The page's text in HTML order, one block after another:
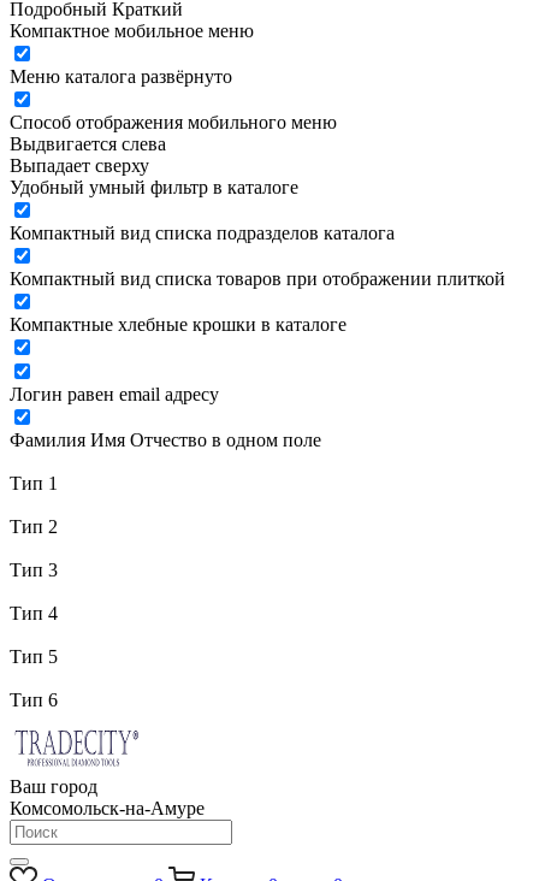
Подробный Краткий
Компактное мобильное меню
Меню каталога развёрнуто
Способ отображения мобильного меню
Выдвигается слева
Выпадает сверху
Удобный умный фильтр в каталоге
Компактный вид списка подразделов каталога
Компактный вид списка товаров при отображении плиткой
Компактные хлебные крошки в каталоге
Логин равен email адресу
Фамилия Имя Отчество в одном поле
Тип 1
Тип 2
Тип 3
Тип 4
Тип 5
Тип 6
Ваш город
Комсомольск-на-Амуре